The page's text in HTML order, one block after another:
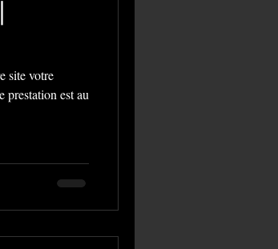
site votre
prestation est au